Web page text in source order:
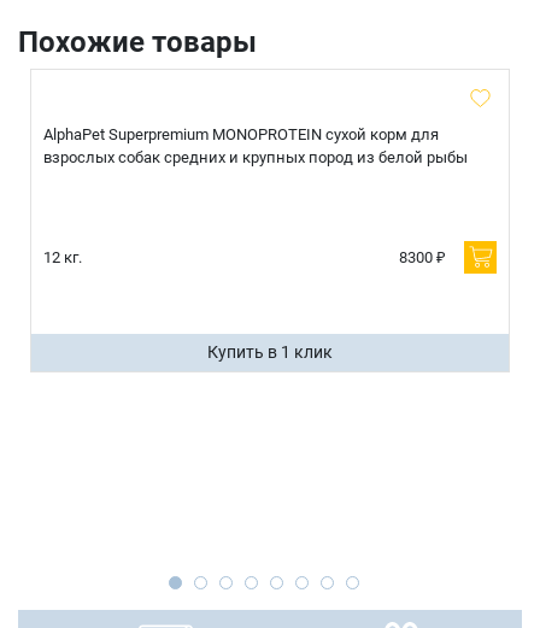
Похожие товары
AlphaPet Superpremium MONOPROTEIN сухой корм для
взрослых собак средних и крупных пород из белой рыбы
12 кг. 8300 ₽
Купить в 1 клик